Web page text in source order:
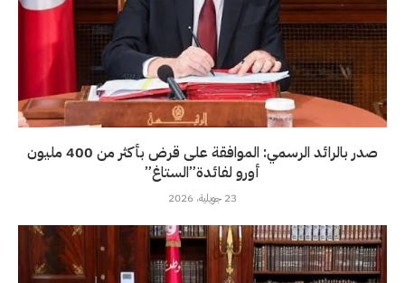
صدر بالرائد الرسمي: الموافقة على قرض بأكثر من 400 مليون
أورو لفائدة”الستاغ”
23 جويلية، 2026